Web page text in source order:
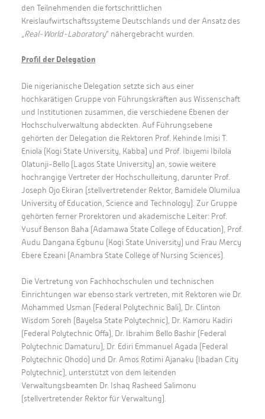
den Teilnehmenden die fortschrittlichen
Kreislaufwirtschaftssysteme Deutschlands und der Ansatz des
Real-World-Laboratory“ nähergebracht wurden.
Profil der Delegation
Die nigerianische Delegation setzte sich aus einer
hochkarätigen Gruppe von Führungskräften aus Wissenschaft
und Institutionen zusammen, die verschiedene Ebenen der
Hochschulverwaltung abdeckten. Auf Führungsebene
gehörten der Delegation die Rektoren Prof. Kehinde Imisi T.
Eniola (Kogi State University, Kabba) und Prof. Ibiyemi Ibilola
Olatunji-Bello (Lagos State University) an, sowie weitere
hochrangige Vertreter der Hochschulleitung, darunter Prof.
Joseph Ojo Ekiran (stellvertretender Rektor, Bamidele Olumilua
University of Education, Science and Technology). Zur Gruppe
gehörten ferner Prorektoren und akademische Leiter: Prof.
Yusuf Benson Baha (Adamawa State College of Education), Prof.
Audu Dangana Egbunu (Kogi State University) und Frau Mercy
Ebere Ezeani (Anambra State College of Nursing Sciences).
Die Vertretung von Fachhochschulen und technischen
Einrichtungen war ebenso stark vertreten, mit Rektoren wie Dr.
Mohammed Usman (Federal Polytechnic Bali), Dr. Clinton
Wisdom Soreh (Bayelsa State Polytechnic), Dr. Kamoru Kadiri
(Federal Polytechnic Offa), Dr. Ibrahim Bello Bashir (Federal
Polytechnic Damaturu), Dr. Ediri Emmanuel Agada (Federal
Polytechnic Ohodo) und Dr. Amos Rotimi Ajanaku (Ibadan City
Polytechnic), unterstützt von dem leitenden
Verwaltungsbeamten Dr. Ishaq Rasheed Salimonu
(stellvertretender Rektor für Verwaltung).